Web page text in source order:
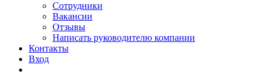
Сотрудники
Вакансии
Отзывы
Написать руководителю компании
Контакты
Вход